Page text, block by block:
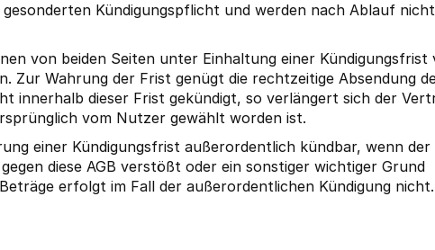
Kündigungspflicht und werden nach Ablauf nicht
von beiden Seiten unter Einhaltung einer Kündigungsfrist
Zur Wahrung der Frist genügt die rechtzeitige Absendung
innerhalb dieser Frist gekündigt, so verlängert sich der
vom Nutzer gewählt worden ist.
einer Kündigungsfrist außerordentlich kündbar, wenn der
diese AGB verstößt oder ein sonstiger wichtiger Grund
erfolgt im Fall der außerordentlichen Kündigung nicht.